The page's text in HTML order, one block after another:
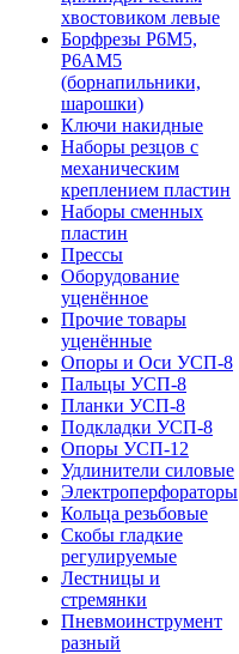
хвостовиком левые
Борфрезы Р6М5,
Р6АМ5
(борнапильники,
шарошки)
Ключи накидные
Наборы резцов с
механическим
креплением пластин
Наборы сменных
пластин
Прессы
Оборудование
уценённое
Прочие товары
уценённые
Опоры и Оси УСП-8
Пальцы УСП-8
Планки УСП-8
Подкладки УСП-8
Опоры УСП-12
Удлинители силовые
Электроперфораторы
Кольца резьбовые
Скобы гладкие
регулируемые
Лестницы и
стремянки
Пневмоинструмент
разный